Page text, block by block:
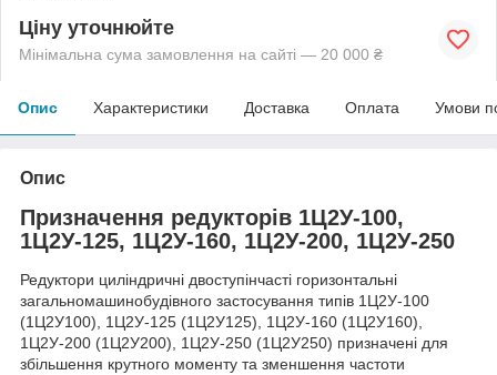
Ціну уточнюйте
Мінімальна сума замовлення на сайті — 20 000 ₴
Опис Характеристики Доставка Оплата Умови
Опис
Призначення редукторів 1Ц2У-100,
1Ц2У-125, 1Ц2У-160, 1Ц2У-200, 1Ц2У-250
Редуктори циліндричні двоступінчасті горизонтальні
загальномашинобудівного застосування типів 1Ц2У-100
(1Ц2У100), 1Ц2У-125 (1Ц2У125), 1Ц2У-160 (1Ц2У160),
1Ц2У-200 (1Ц2У200), 1Ц2У-250 (1Ц2У250) призначені для
збільшення крутного моменту та зменшення частоти